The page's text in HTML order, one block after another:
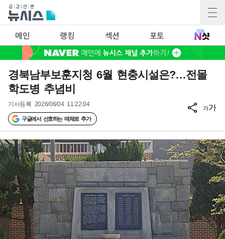
메인 랭킹 섹션 포토
경북남부보훈지청 6월 현충시설은?…전몰
학도병 추념비
기사등록 2026/06/04 11:22:04
구글에서 선호하는 매체로 추가
가가